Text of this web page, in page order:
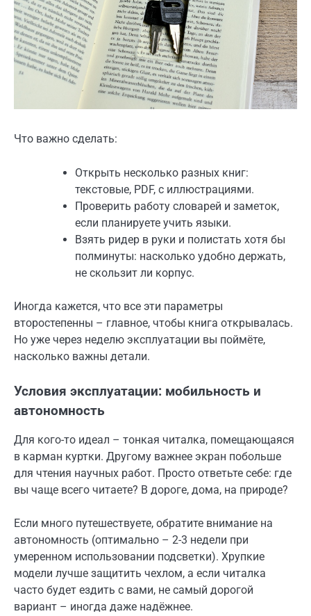
Что важно сделать:
Открыть несколько разных книг:
текстовые, PDF, с иллюстрациями.
Проверить работу словарей и заметок,
если планируете учить языки.
Взять ридер в руки и полистать хотя бы
полминуты: насколько удобно держать,
не скользит ли корпус.
Иногда кажется, что все эти параметры
второстепенны – главное, чтобы книга открывалась.
Но уже через неделю эксплуатации вы поймёте,
насколько важны детали.
Условия эксплуатации: мобильность и
автономность
Для кого-то идеал – тонкая читалка, помещающаяся
в карман куртки. Другому важнее экран побольше
для чтения научных работ. Просто ответьте себе: где
вы чаще всего читаете? В дороге, дома, на природе?
Если много путешествуете, обратите внимание на
автономность (оптимально – 2-3 недели при
умеренном использовании подсветки). Хрупкие
модели лучше защитить чехлом, а если читалка
часто будет ездить с вами, не самый дорогой
вариант – иногда даже надёжнее.